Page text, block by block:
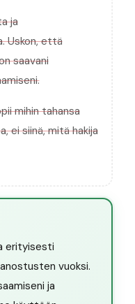
ja
Uskon, että
saavani
mihin tahansa
ei siinä, mitä hakija
erityisesti
vuoksi.
ja